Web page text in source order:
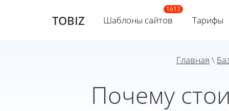
TOBIZ Шаблоны сайтов Тарифы
Главная \
Почему